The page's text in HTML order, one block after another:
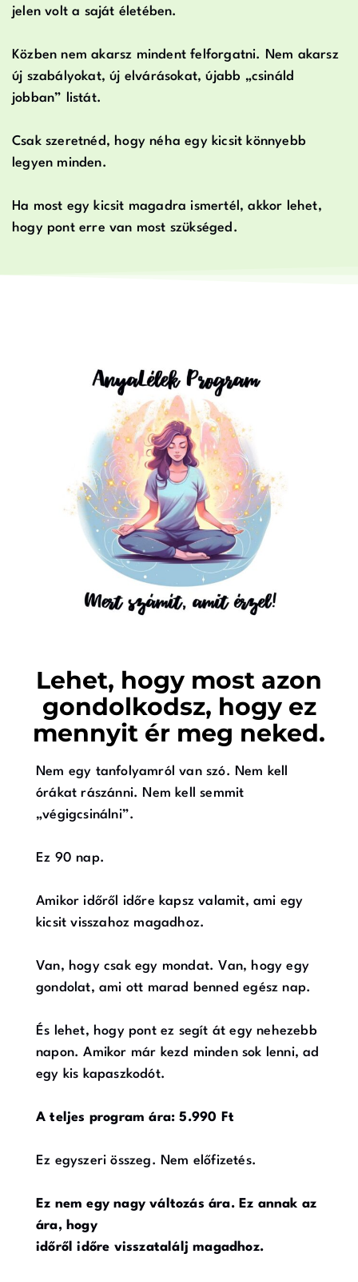
jelen volt a saját életében.
Közben nem akarsz mindent felforgatni. Nem akarsz
új szabályokat, új elvárásokat, újabb „csináld
jobban” listát.
Csak szeretnéd, hogy néha egy kicsit könnyebb
legyen minden.
Ha most egy kicsit magadra ismertél, akkor lehet,
hogy pont erre van most szükséged.
Lehet, hogy most azon
gondolkodsz, hogy ez
mennyit ér meg neked.
Nem egy tanfolyamról van szó. Nem kell
órákat rászánni. Nem kell semmit
„végigcsinálni”.
Ez 90 nap.
Amikor időről időre kapsz valamit, ami egy
kicsit visszahoz magadhoz.
Van, hogy csak egy mondat. Van, hogy egy
gondolat, ami ott marad benned egész nap.
És lehet, hogy pont ez segít át egy nehezebb
napon. Amikor már kezd minden sok lenni, ad
egy kis kapaszkodót.
A teljes program ára: 5.990 Ft
Ez egyszeri összeg. Nem előfizetés.
Ez nem egy nagy változás ára. Ez annak az
ára, hogy
időről időre visszatalálj magadhoz.